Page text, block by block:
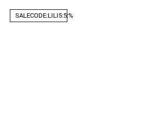
SALECODE:LILI5:5:%